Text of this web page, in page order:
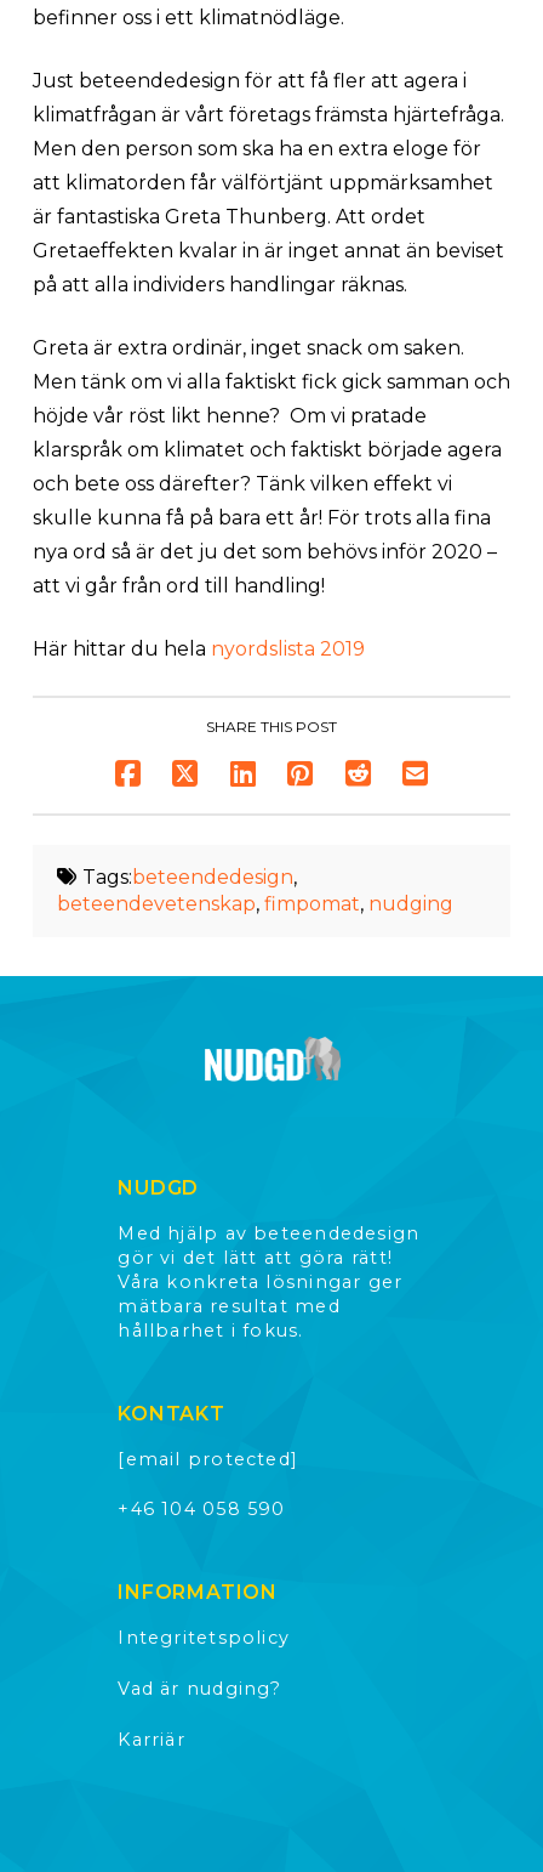
befinner oss i ett klimatnödläge.
Just beteendedesign för att få fler att agera i
klimatfrågan är vårt företags främsta hjärtefråga.
Men den person som ska ha en extra eloge för
att klimatorden får välförtjänt uppmärksamhet
är fantastiska Greta Thunberg. Att ordet
Gretaeffekten kvalar in är inget annat än beviset
på att alla individers handlingar räknas.
Greta är extra ordinär, inget snack om saken.
Men tänk om vi alla faktiskt fick gick samman och
höjde vår röst likt henne? Om vi pratade
klarspråk om klimatet och faktiskt började agera
och bete oss därefter? Tänk vilken effekt vi
skulle kunna få på bara ett år! För trots alla fina
nya ord så är det ju det som behövs inför 2020 –
att vi går från ord till handling!
Här hittar du hela nyordslista 2019
SHARE THIS POST
Tags:beteendedesign,
beteendevetenskap, fimpomat, nudging
NUDGD
Med hjälp av beteendedesign
gör vi det lätt att göra rätt!
Våra konkreta lösningar ger
mätbara resultat med
hållbarhet i fokus.
KONTAKT
[email protected]
+46 104 058 590
INFORMATION
Integritetspolicy
Vad är nudging?
Karriär